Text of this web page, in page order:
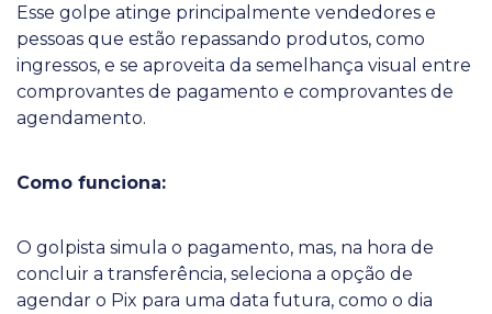
Esse golpe atinge principalmente vendedores e
pessoas que estão repassando produtos, como
ingressos, e se aproveita da semelhança visual entre
comprovantes de pagamento e comprovantes de
agendamento.
Como funciona:
O golpista simula o pagamento, mas, na hora de
concluir a transferência, seleciona a opção de
agendar o Pix para uma data futura, como o dia